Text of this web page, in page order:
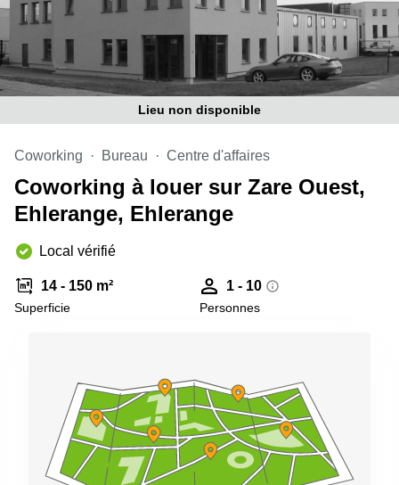
Centres
d’affaires
Bertrange
Centres
Esch-
Centres
d’affaires
Sandweiler
Lieu non disponible
Coworking Bureau Centre d'affaires
Coworking à louer sur Zare Ouest,
Ehlerange, Ehlerange
Local vérifié
14 - 150 m²
Superficie
1 - 10
Personnes